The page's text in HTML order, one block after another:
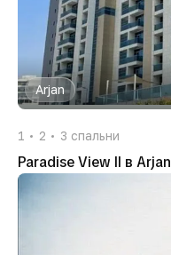
Arjan
1 2 3 спальни
Paradise View II в Arjan